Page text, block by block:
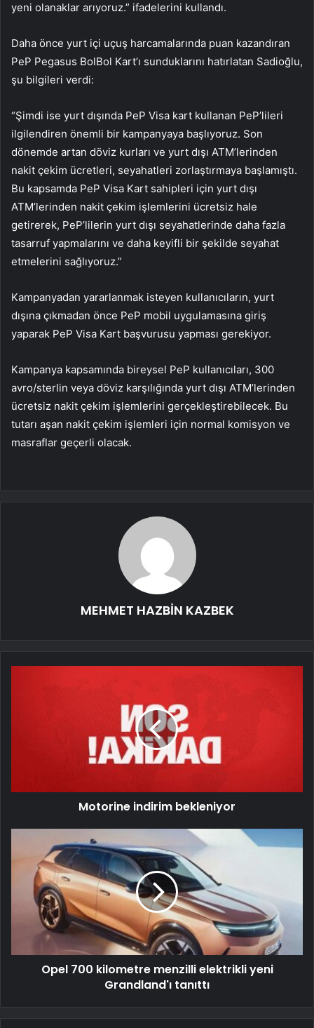
yeni olanaklar arıyoruz.” ifadelerini kullandı.
Daha önce yurt içi uçuş harcamalarında puan kazandıran
PeP Pegasus BolBol Kart’ı sunduklarını hatırlatan Sadioğlu,
şu bilgileri verdi:
“Şimdi ise yurt dışında PeP Visa kart kullanan PeP’lileri
ilgilendiren önemli bir kampanyaya başlıyoruz. Son
dönemde artan döviz kurları ve yurt dışı ATM’lerinden
nakit çekim ücretleri, seyahatleri zorlaştırmaya başlamıştı.
Bu kapsamda PeP Visa Kart sahipleri için yurt dışı
ATM’lerinden nakit çekim işlemlerini ücretsiz hale
getirerek, PeP’lilerin yurt dışı seyahatlerinde daha fazla
tasarruf yapmalarını ve daha keyifli bir şekilde seyahat
etmelerini sağlıyoruz.”
Kampanyadan yararlanmak isteyen kullanıcıların, yurt
dışına çıkmadan önce PeP mobil uygulamasına giriş
yaparak PeP Visa Kart başvurusu yapması gerekiyor.
Kampanya kapsamında bireysel PeP kullanıcıları, 300
avro/sterlin veya döviz karşılığında yurt dışı ATM’lerinden
ücretsiz nakit çekim işlemlerini gerçekleştirebilecek. Bu
tutarı aşan nakit çekim işlemleri için normal komisyon ve
masraflar geçerli olacak.
MEHMET HAZBİN KAZBEK
Motorine indirim bekleniyor
Opel 700 kilometre menzilli elektrikli yeni
Grandland'ı tanıttı